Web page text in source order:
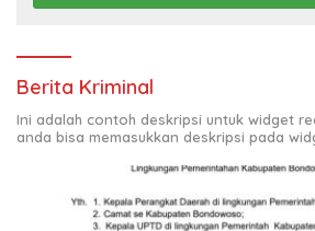
Berita Kriminal
Ini adalah contoh deskripsi untuk widget
anda bisa memasukkan deskripsi pada